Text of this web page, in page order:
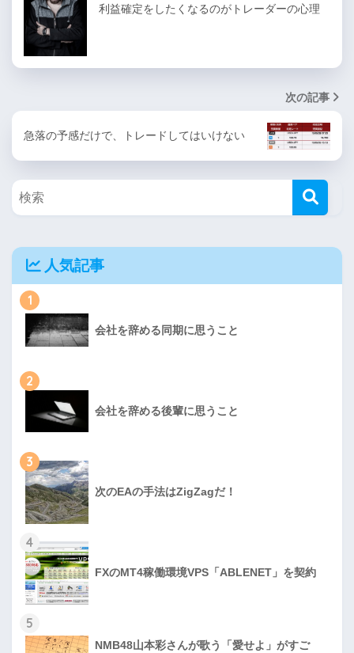
利益確定をしたくなるのがトレーダーの心理
次の記事
急落の予感だけで、トレードしてはいけない
人気記事
1
会社を辞める同期に思うこと
2
会社を辞める後輩に思うこと
3
次のEAの手法はZigZagだ！
4
FXのMT4稼働環境VPS「ABLENET」を契約
5
NMB48山本彩さんが歌う「愛せよ」がすご